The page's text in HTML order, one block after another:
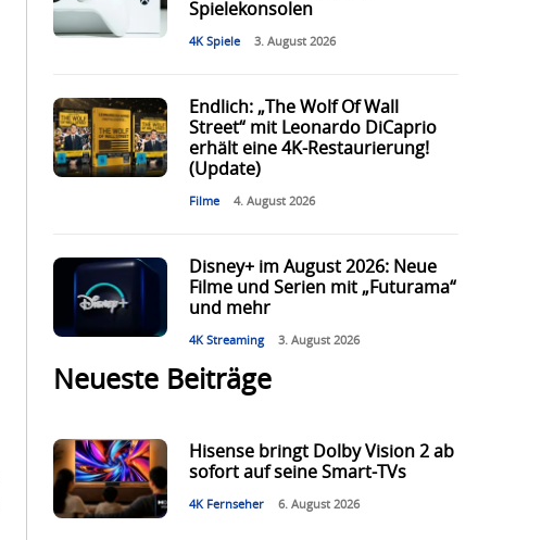
Spielekonsolen
4K Spiele 3. August 2026
Endlich: „The Wolf Of Wall
Street“ mit Leonardo DiCaprio
erhält eine 4K-Restaurierung!
(Update)
Filme 4. August 2026
Disney+ im August 2026: Neue
Filme und Serien mit „Futurama“
und mehr
4K Streaming 3. August 2026
Neueste Beiträge
Hisense bringt Dolby Vision 2 ab
sofort auf seine Smart-TVs
4K Fernseher 6. August 2026